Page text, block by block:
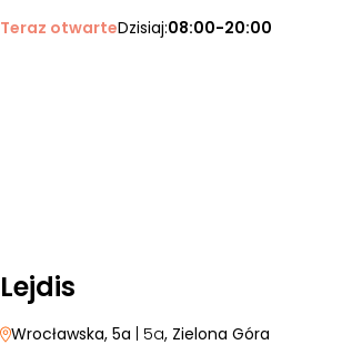
Teraz otwarteDzisiaj:08:00-20:00
Lejdis
Wrocławska, 5a | 5a, Zielona Góra